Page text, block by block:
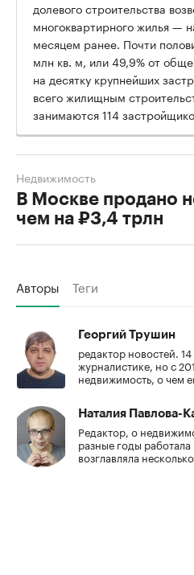
долевого строительства
многоквартирного жилья —
месяцем ранее. Почти
млн кв. м, или 49,9% от
на десятку крупнейших
всего жилищным
занимаются 114
В Москве продано
чем на ₽3,4 трлн
Недвижимость
Авторы Теги
Георгий Трушин
редактор новостей.
журналистике, но с
недвижимость, о чем
Наталия Павлова-
Редактор, о
разные годы
возглавляла